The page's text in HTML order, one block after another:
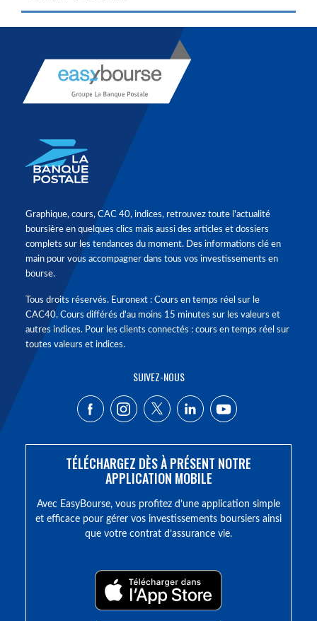
Graphique, cours, CAC 40, indices, retrouvez toute l'actualité
boursière en quelques clics mais aussi des articles et dossiers
complets sur les tendances du moment. Des informations clé en
main pour vous accompagner dans tous vos investissements en
bourse.
Tous droits réservés. Euronext : Cours en temps réel sur le
CAC40. Cours différés d'au moins 15 minutes sur les valeurs et
autres indices. Pour les clients connectés : cours en temps réel sur
toutes valeurs et indices.
SUIVEZ-NOUS
TÉLÉCHARGEZ DÈS À PRÉSENT NOTRE
APPLICATION MOBILE
Avec EasyBourse, vous profitez d’une application simple
et efficace pour gérer vos investissements boursiers ainsi
que votre contrat d’assurance vie.